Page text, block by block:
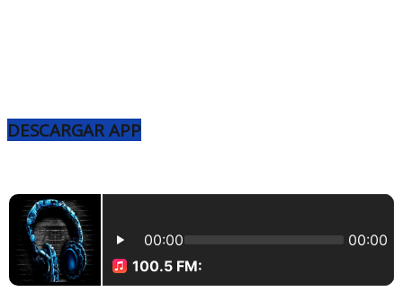
DESCARGAR APP